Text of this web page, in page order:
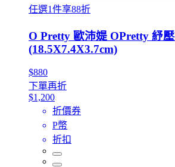
任選1件享88折
O Pretty 歐沛媞 OPretty 紓
(18.5X7.4X3.7cm)
$880
下單再折
$1,200
折價券
P幣
折扣